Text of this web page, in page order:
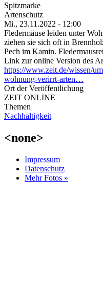
Spitzmarke
Artenschutz
Mi., 23.11.2022 - 12:00
Fledermäuse leiden unter
ziehen sie sich oft in
Pech im Kamin.
Link zur online Version des
https://www.zeit.de/wissen/
wohnung-verirrt-arten…
Ort der Veröffentlichung
ZEIT ONLINE
Themen
Nachhaltigkeit
<none>
Impressum
Datenschutz
Mehr Fotos »